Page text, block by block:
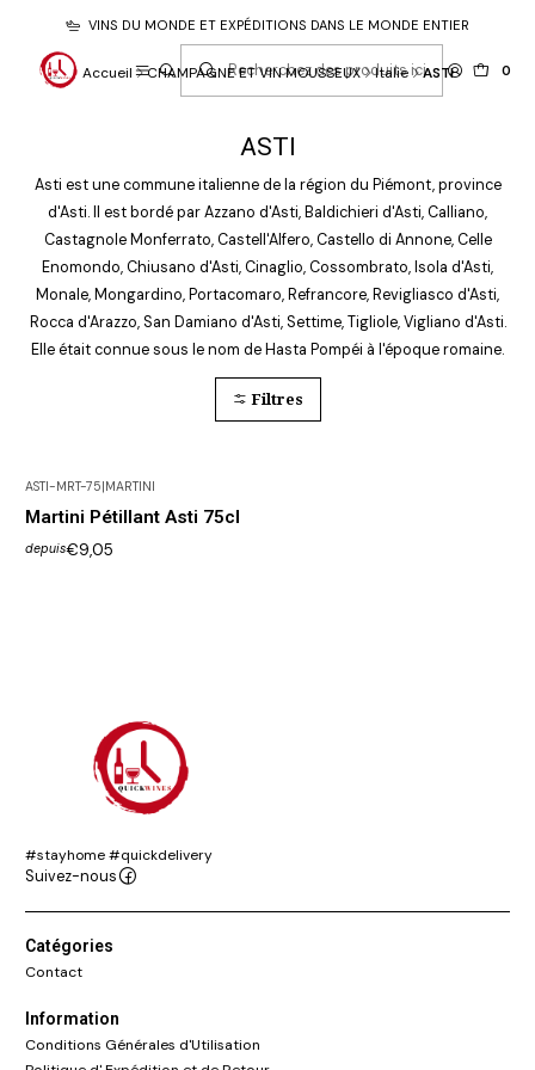
0
VINS DU MONDE ET EXPÉDITIONS DANS LE MONDE ENTIER
Accueil CHAMPAGNE ET VIN MOUSSEUX Italie ASTI
ASTI
Asti est une commune italienne de la région du Piémont, province
d'Asti. Il est bordé par Azzano d'Asti, Baldichieri d'Asti, Calliano,
Castagnole Monferrato, Castell'Alfero, Castello di Annone, Celle
Enomondo, Chiusano d'Asti, Cinaglio, Cossombrato, Isola d'Asti,
Monale, Mongardino, Portacomaro, Refrancore, Revigliasco d'Asti,
Rocca d'Arazzo, San Damiano d'Asti, Settime, Tigliole, Vigliano d'Asti.
Elle était connue sous le nom de Hasta Pompéi à l'époque romaine.
Filtres
ASTI-MRT-75|MARTINI
Martini Pétillant Asti 75cl
depuis€9,05
#stayhome #quickdelivery
Suivez-nous
Catégories
Contact
Information
Conditions Générales d'Utilisation